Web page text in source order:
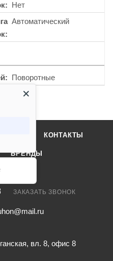
Нет
Автоматический
Поворотные
КОНТАКТЫ
БРЕНДЫ
ЗАКАЗАТЬ ЗВОНОК
вл. 8, офис 8